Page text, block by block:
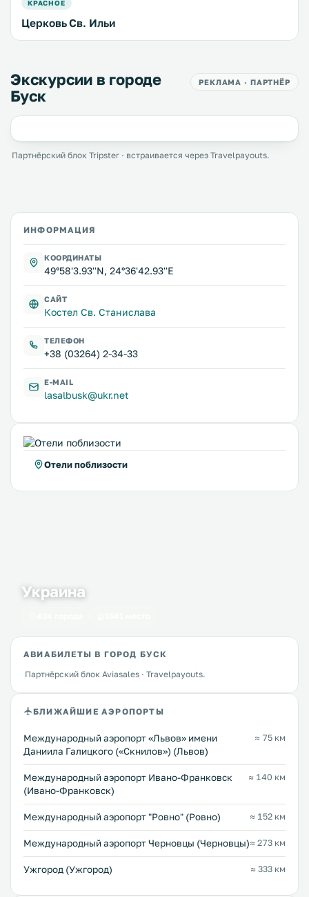
КРАСНОЕ
Церковь Св. Ильи
Экскурсии в городе
Буск
РЕКЛАМА · ПАРТНЁР
Партнёрский блок Tripster · встраивается через Travelpayouts.
ИНФОРМАЦИЯ
КООРДИНАТЫ
49°58'3.93''N, 24°36'42.93''E
САЙТ
Костел Св. Станислава
ТЕЛЕФОН
+38 (03264) 2-34-33
E-MAIL
lasalbusk@ukr.net
Отели поблизости
Украина
АВИАБИЛЕТЫ В ГОРОД БУСК
Партнёрский блок Aviasales · Travelpayouts.
БЛИЖАЙШИЕ АЭРОПОРТЫ
Междунарoдный аэропорт «Львов» имени
Даниила Галицкого («Скнилов») (Львов)
≈ 75 км
Международный аэропорт Ивано-Франковск
(Ивано-Франковск)
≈ 140 км
Междунарoдный аэропорт "Ровно" (Ровно) ≈ 152 км
Международный аэропорт Черновцы (Черновцы)≈ 273 км
Ужгород (Ужгород) ≈ 333 км